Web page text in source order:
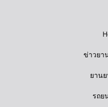
ข่าวยา
ยาน
รถย